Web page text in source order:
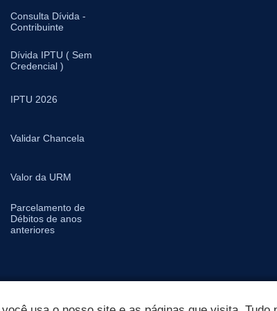
Consulta Dívida -
Contribuinte
Dívida IPTU ( Sem
Credencial )
IPTU 2026
Validar Chancela
Valor da URM
Parcelamento de
Débitos de anos
anteriores